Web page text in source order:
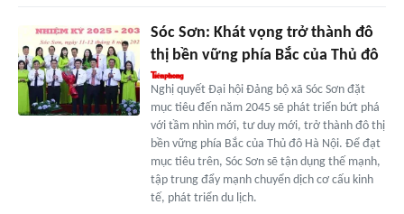
Sóc Sơn: Khát vọng trở thành đô
thị bền vững phía Bắc của Thủ đô
Nghị quyết Đại hội Đảng bộ xã Sóc Sơn đặt
mục tiêu đến năm 2045 sẽ phát triển bứt phá
với tầm nhìn mới, tư duy mới, trở thành đô thị
bền vững phía Bắc của Thủ đô Hà Nội. Để đạt
mục tiêu trên, Sóc Sơn sẽ tận dụng thế mạnh,
tập trung đẩy mạnh chuyển dịch cơ cấu kinh
tế, phát triển du lịch.